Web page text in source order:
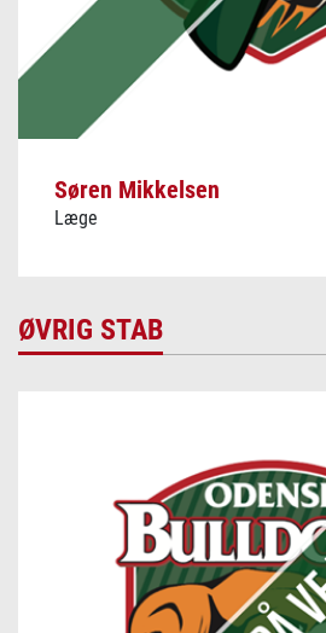
Søren Mikkelsen
Læge
ØVRIG STAB